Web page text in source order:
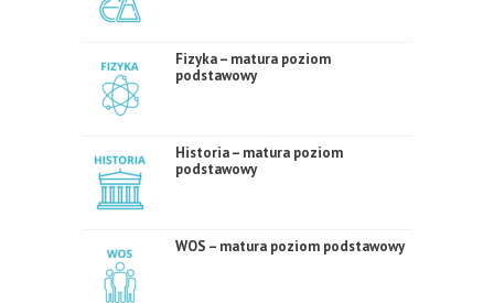
Fizyka – matura poziom
podstawowy
Historia – matura poziom
podstawowy
WOS – matura poziom podstawowy